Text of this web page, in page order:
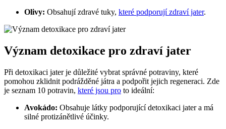
Olivy: Obsahují zdravé tuky, které podporují zdraví jater.
Význam detoxikace pro zdraví jater
Při detoxikaci jater je důležité vybrat správné potraviny, které
pomohou zklidnit podrážděné játra a podpořit jejich regeneraci. Zde
je seznam 10 potravin, které jsou pro to ideální:
Avokádo: Obsahuje látky podporující detoxikaci jater a má
silné protizánětlivé účinky.